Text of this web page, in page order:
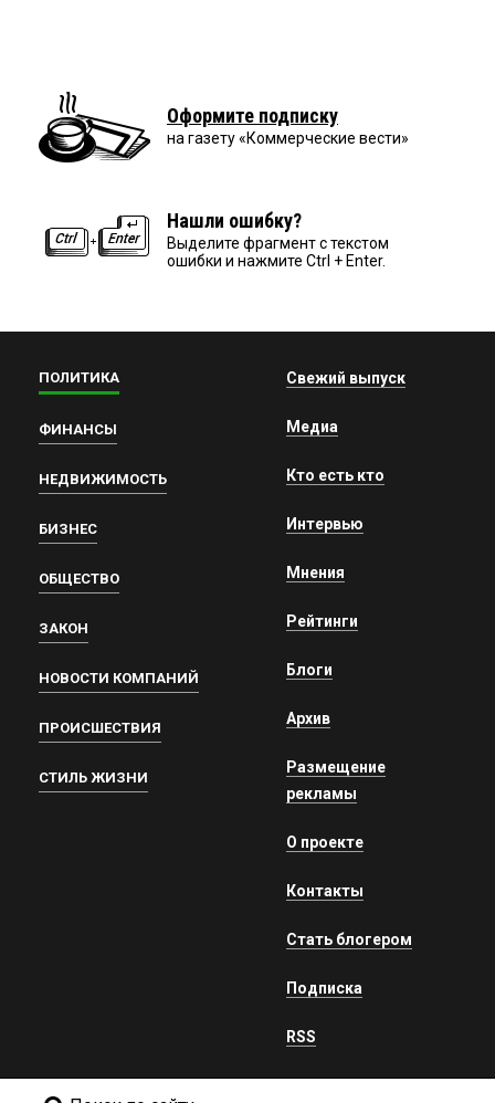
Оформите подписку
на газету «Коммерческие вести»
Нашли ошибку?
Выделите фрагмент с текстом
ошибки и нажмите Ctrl + Enter.
ПОЛИТИКА
ФИНАНСЫ
НЕДВИЖИМОСТЬ
БИЗНЕС
ОБЩЕСТВО
ЗАКОН
НОВОСТИ КОМПАНИЙ
ПРОИСШЕСТВИЯ
СТИЛЬ ЖИЗНИ
Свежий выпуск
Медиа
Кто есть кто
Интервью
Мнения
Рейтинги
Блоги
Архив
Размещение
рекламы
О проекте
Контакты
Стать блогером
Подписка
RSS